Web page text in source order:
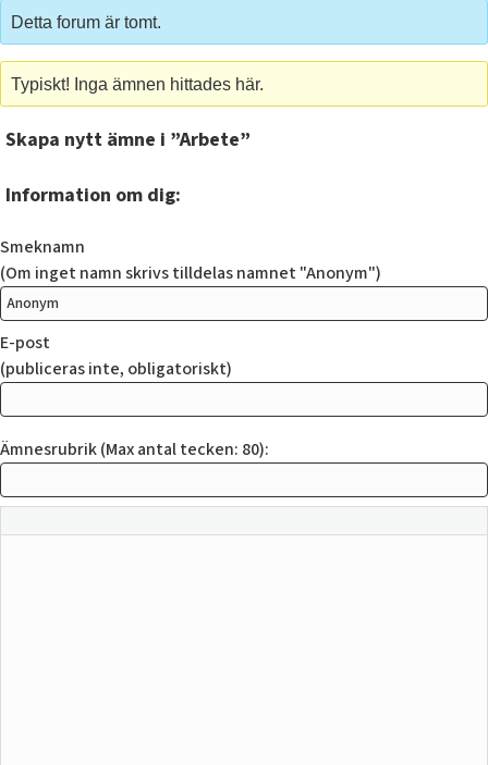
Detta forum är tomt.
Typiskt! Inga ämnen hittades här.
Skapa nytt ämne i ”Arbete”
Information om dig:
Smeknamn
(Om inget namn skrivs tilldelas namnet "Anonym")
E-post
(publiceras inte, obligatoriskt)
Ämnesrubrik (Max antal tecken: 80):